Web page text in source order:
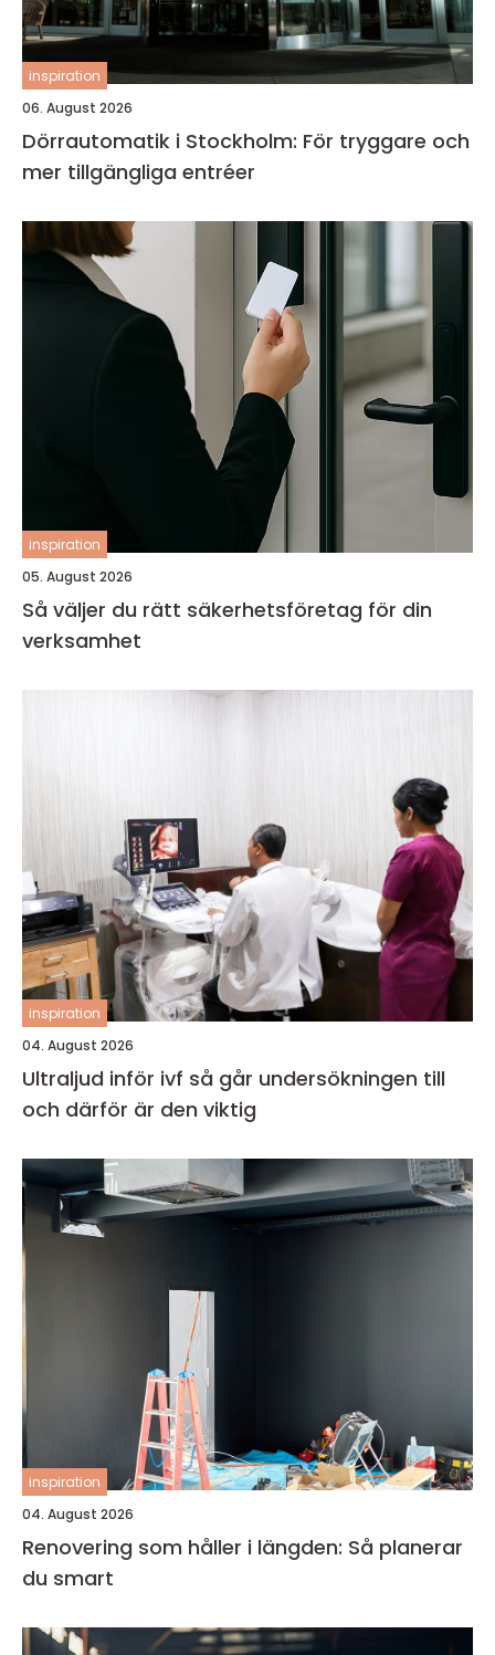
inspiration
06. August 2026
Dörrautomatik i Stockholm: För tryggare och
mer tillgängliga entréer
inspiration
05. August 2026
Så väljer du rätt säkerhetsföretag för din
verksamhet
inspiration
04. August 2026
Ultraljud inför ivf så går undersökningen till
och därför är den viktig
inspiration
04. August 2026
Renovering som håller i längden: Så planerar
du smart